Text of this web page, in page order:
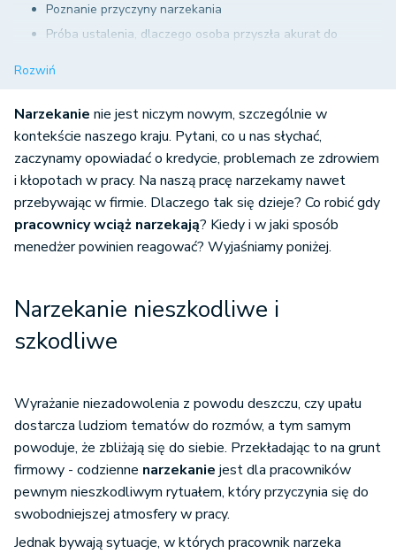
Poznanie przyczyny narzekania
Próba ustalenia, dlaczego osoba przyszła akurat do
Dyskusja i zachęcanie do podjęcia konkretnych działań
Dziękowanie i chwalenie
Dobre warunki pracy - mniej narzekania
Rozwiń
Narzekanie nie jest niczym nowym, szczególnie w
kontekście naszego kraju. Pytani, co u nas słychać,
zaczynamy opowiadać o kredycie, problemach ze zdrowiem
i kłopotach w pracy. Na naszą pracę narzekamy nawet
przebywając w firmie. Dlaczego tak się dzieje? Co robić gdy
pracownicy wciąż narzekają? Kiedy i w jaki sposób
menedżer powinien reagować? Wyjaśniamy poniżej.
Narzekanie nieszkodliwe i
szkodliwe
Wyrażanie niezadowolenia z powodu deszczu, czy upału
dostarcza ludziom tematów do rozmów, a tym samym
powoduje, że zbliżają się do siebie. Przekładając to na grunt
firmowy - codzienne narzekanie jest dla pracowników
pewnym nieszkodliwym rytuałem, który przyczynia się do
swobodniejszej atmosfery w pracy.
Jednak bywają sytuacje, w których pracownik narzeka